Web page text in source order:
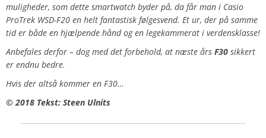
muligheder, som dette smartwatch byder på, da får man i Casio
ProTrek WSD-F20 en helt fantastisk følgesvend. Et ur, der på samme
tid er både en hjælpende hånd og en legekammerat i verdensklasse!
Anbefales derfor – dog med det forbehold, at næste års F30 sikkert
er endnu bedre.
Hvis der altså kommer en F30…
© 2018 Tekst: Steen Ulnits